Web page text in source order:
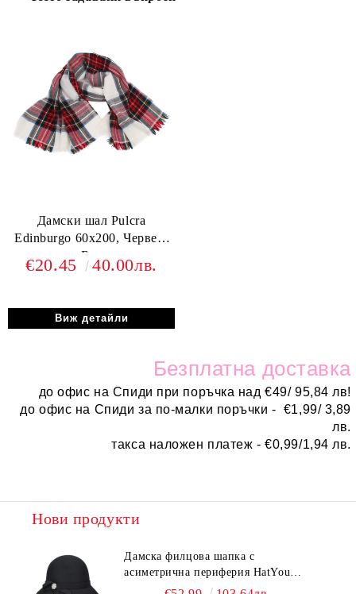
Дамски шал Pulcra
Edinburgo 60x200, Червен/
Бял
€20.45 40.00лв.
Виж детайли
Безплатна доставка
до офис на Спиди при поръчка над€49/ 95,84 лв!
до офис на Спиди за по-малки поръчки - €1,99/ 3,89
лв.
такса наложен платеж -€0,99/1,94 лв.
Нови продукти
Дамска филцова шапка с
асиметрична периферия HatYou
CF0376 | Черен